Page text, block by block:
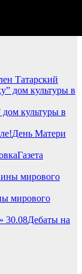
Татарский
культуры в
День Матери
Газета
мирового
Дебаты на